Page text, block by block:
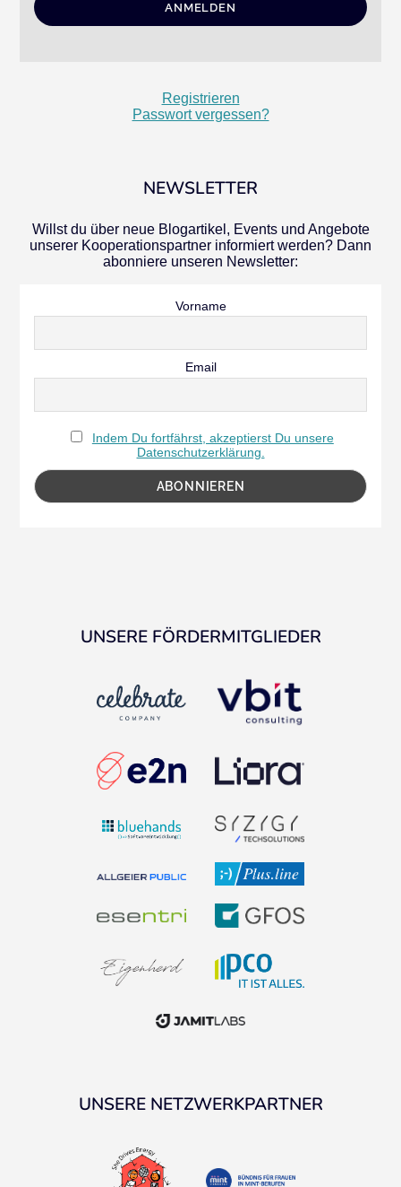
Registrieren
Passwort vergessen?
NEWSLETTER
Willst du über neue Blogartikel, Events und Angebote
unserer Kooperationspartner informiert werden? Dann
abonniere unseren Newsletter:
Vorname
Email
Indem Du fortfährst, akzeptierst Du unsere
Datenschutzerklärung.
UNSERE FÖRDERMITGLIEDER
UNSERE NETZWERKPARTNER